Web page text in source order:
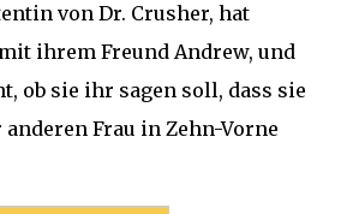
von Dr. Crusher, hat
ihrem Freund Andrew, und
ob sie ihr sagen soll, dass sie
Frau in Zehn-Vorne